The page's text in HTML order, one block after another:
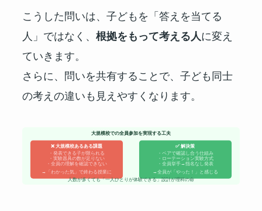
こうした問いは、子どもを「答えを当てる
人」ではなく、 根拠をもって考える人に変え
ていきます。
さらに、問いを共有することで、子ども同士
の考えの違いも見えやすくなります。
大規模校での全員参加を実現する工夫
❌ 大規模校あるある課題
・発表できる子が限られる
・実験器具の数が足りない
・全員の理解を確認できない
→「わかった気」で終わる授業に
✅ 解決策
・ペアで確認し合う仕組み
・ローテーション実験方式
・全員挙手→指名なし発表
→全員が「やった！」と感じる
人数が多くても「一人ひとりが体験できる」設計が理科の命